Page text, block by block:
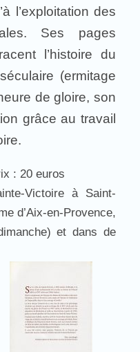
l’exploitation des
Ses pages
l’histoire du
(ermitage
de gloire, son
grâce au travail
: 20 euros
Victoire à Saint-
d’Aix-en-Provence,
et dans de